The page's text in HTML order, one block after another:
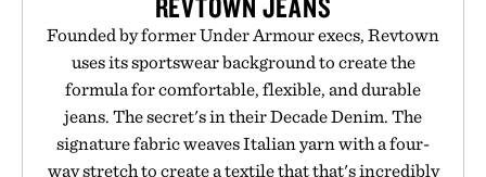
Founded by former Under Armour execs, Revtown
uses its sportswear background to create the
formula for comfortable, flexible, and durable
jeans. The secret's in their Decade Denim. The
signature fabric weaves Italian yarn with a four-
way stretch to create a textile that that's incredibly